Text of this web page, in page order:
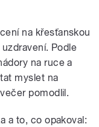
na křesťanskou
Podle
na ruce a
myslet na
pomodlil.
a to, co opakoval: